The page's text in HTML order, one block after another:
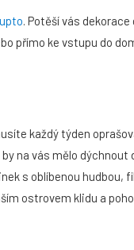
. Potěší vás
přímo ke vstupu do
každý týden
na vás mělo
s oblíbenou hudbou,
ostrovem klidu a